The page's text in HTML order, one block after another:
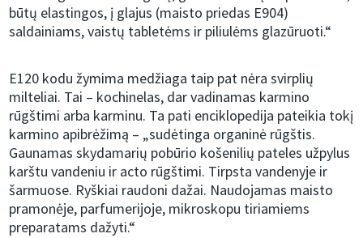
būtų elastingos, į glajus (maisto priedas E904)
saldainiams, vaistų tabletėms ir piliulėms glazūruoti.“
E120 kodu žymima medžiaga taip pat nėra svirplių
milteliai. Tai – kochinelas, dar vadinamas karmino
rūgštimi arba karminu. Ta pati enciklopedija pateikia tokį
karmino apibrėžimą – „sudėtinga organinė rūgštis.
Gaunamas skydamarių pobūrio košenilių pateles užpylus
karštu vandeniu ir acto rūgštimi. Tirpsta vandenyje ir
šarmuose. Ryškiai raudoni dažai. Naudojamas maisto
pramonėje, parfumerijoje, mikroskopu tiriamiems
preparatams dažyti.“